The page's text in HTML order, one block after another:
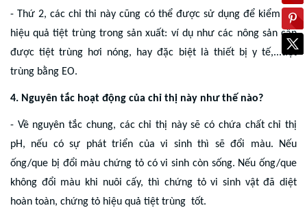
- Thứ 2, các chỉ thi này cũng có thể được sử dụng để kiểm tra
hiệu quả tiệt trùng trong sản xuất: ví dụ như các nông sản cần
được tiệt trùng hơi nóng, hay đặc biệt là thiết bị y tế,...tiệt
trùng bằng EO.
4. Nguyên tắc hoạt động của chỉ thị này như thế nào?
- Về nguyên tắc chung, các chỉ thị này sẽ có chứa chất chỉ thị
pH, nếu có sự phát triển của vi sinh thì sẽ đổi màu. Nếu
ống/que bị đổi màu chứng tỏ có vi sinh còn sống. Nếu ống/que
không đổi màu khi nuôi cấy, thì chứng tỏ vi sinh vật đã diệt
hoàn toàn, chứng tỏ hiệu quả tiệt trùng tốt.